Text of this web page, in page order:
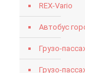
REX-Vario
Автобус
Грузо-
Грузо-